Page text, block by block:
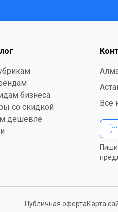
бизнеса
со скидкой
дешевле
Все
Публичная офертаКарта